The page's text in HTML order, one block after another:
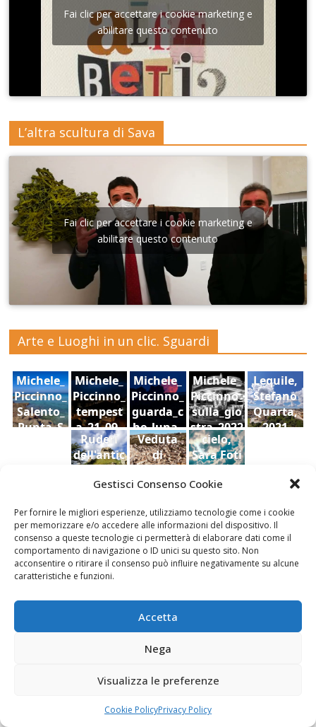
Gestisci Consenso Cookie
Per fornire le migliori esperienze, utilizziamo tecnologie come i cookie
per memorizzare e/o accedere alle informazioni del dispositivo. Il
consenso a queste tecnologie ci permetterà di elaborare dati come il
comportamento di navigazione o ID unici su questo sito. Non
acconsentire o ritirare il consenso può influire negativamente su alcune
caratteristiche e funzioni.
Accetta
Nega
Visualizza le preferenze
Cookie PolicyPrivacy Policy
Fai clic per accettare i cookie marketing e
abilitare questo contenuto
L’altra scultura di Sava
Fai clic per accettare i cookie marketing e
abilitare questo contenuto
Arte e Luoghi in un clic. Sguardi
Michele_
Piccinno_
Salento_
Punta_S
Michele_
Piccinno_
tempest
a_21_09_
2022
Michele_
Piccinno_
guarda_c
he_luna_
2022
Michele_
Piccinno_
sulla_gio
stra_2022
Lequile,
Stefano
Quarta,
2021
Ruderi
dell'antic
castello
(Enna),
Dario
Bottaro
Veduta
di
dal
della
contea ,
Giacomo
Vespo
cielo,
Sara Foti
re
Le Stanze di Arte e Luoghi | Albergo diffuso
della Cultura
Fai clic per accettare i cookie marketing e
abilitare questo contenuto